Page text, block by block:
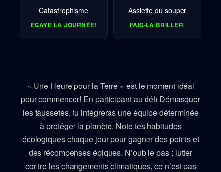
Catastrophisme
ÉGAYE LA JOURNÉE!
Assiette du souper
FAIS-LA BRILLER!
« Une Heure pour la Terre » est le moment idéal
pour commencer! En participant au défi Démasquer
les faussetés, tu intégreras une équipe déterminée
à protéger la planète. Note tes habitudes
écologiques chaque jour pour gagner des points et
des récompenses épiques. N’oublie pas : lutter
contre les changements climatiques, ce n’est pas